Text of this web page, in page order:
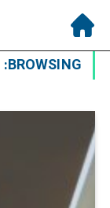
BROWSING: